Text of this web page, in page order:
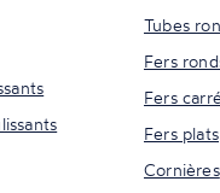
Tubes
Fers
Fers
Fers plats
Cornières